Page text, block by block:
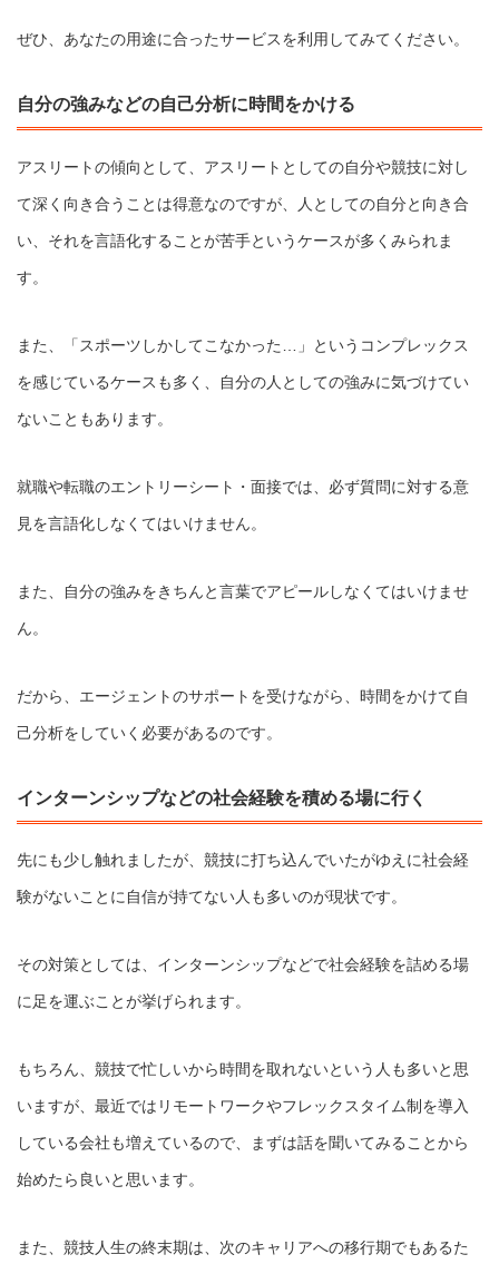
ぜひ、あなたの用途に合ったサービスを利用してみてください。
自分の強みなどの自己分析に時間をかける
アスリートの傾向として、アスリートとしての自分や競技に対し
て深く向き合うことは得意なのですが、人としての自分と向き合
い、それを言語化することが苦手というケースが多くみられま
す。
また、「スポーツしかしてこなかった…」というコンプレックス
を感じているケースも多く、自分の人としての強みに気づけてい
ないこともあります。
就職や転職のエントリーシート・面接では、必ず質問に対する意
見を言語化しなくてはいけません。
また、自分の強みをきちんと言葉でアピールしなくてはいけませ
ん。
だから、エージェントのサポートを受けながら、時間をかけて自
己分析をしていく必要があるのです。
インターンシップなどの社会経験を積める場に行く
先にも少し触れましたが、競技に打ち込んでいたがゆえに社会経
験がないことに自信が持てない人も多いのが現状です。
その対策としては、インターンシップなどで社会経験を詰める場
に足を運ぶことが挙げられます。
もちろん、競技で忙しいから時間を取れないという人も多いと思
いますが、最近ではリモートワークやフレックスタイム制を導入
している会社も増えているので、まずは話を聞いてみることから
始めたら良いと思います。
また、競技人生の終末期は、次のキャリアへの移行期でもあるた